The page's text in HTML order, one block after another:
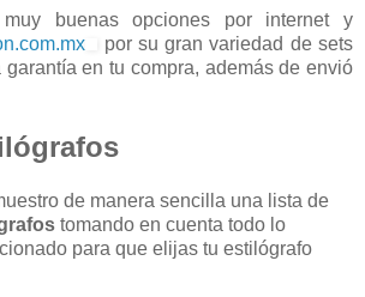
muy buenas opciones por internet y
por su gran variedad de sets
en tu compra, además de envió
de manera sencilla una lista de
tomando en cuenta todo lo
para que elijas tu estilógrafo